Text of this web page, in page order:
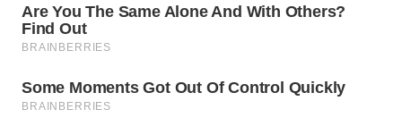
WAHANA
TRAVEL
WAHANA
TV